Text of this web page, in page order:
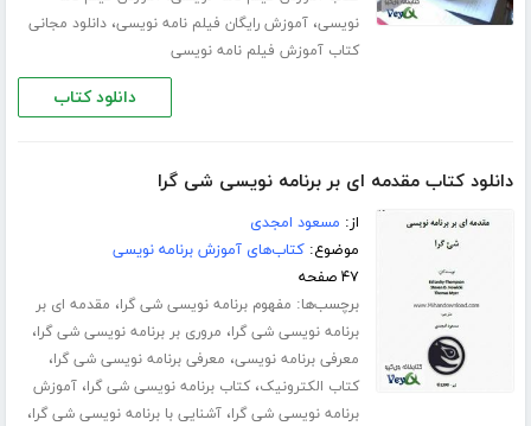
نویسی،آموزش رایگان فیلم نامه نویسی،دانلود مجانی
کتاب آموزش فیلم نامه نویسی
دانلود کتاب
دانلود کتاب مقدمه ای بر برنامه نویسی شی گرا
از: مسعود امجدی
موضوع:کتاب‌های آموزش برنامه نویسی
۴۷ صفحه
برچسب‌ها: مفهوم برنامه نویسی شی گرا، مقدمه ای بر
برنامه نویسی شی گرا، مروری بر برنامه نویسی شی گرا،
معرفی برنامه نویسی، معرفی برنامه نویسی شی گرا،
کتاب الکترونیک،کتاب برنامه نویسی شی گرا،آموزش
برنامه نویسی شی گرا،آشنایی با برنامه نویسی شی گرا،